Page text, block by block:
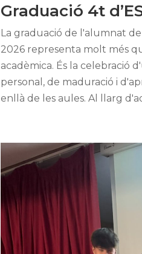
Graduació 4t
La graduació de l'alumnat
2026 representa molt més
acadèmica. És la celebració
personal, de maduració i
enllà de les aules. Al llarg